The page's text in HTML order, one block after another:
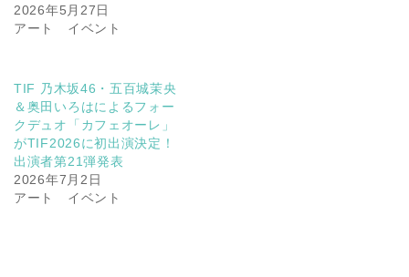
2026年5月27日
アート イベント
TIF 乃木坂46・五百城茉央
＆奥田いろはによるフォー
クデュオ「カフェオーレ」
がTIF2026に初出演決定！
出演者第21弾発表
2026年7月2日
アート イベント